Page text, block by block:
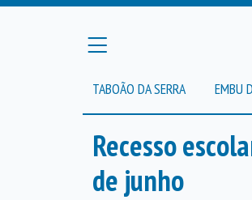
TABOÃO DA SERRA EMBU
Recesso
de junho